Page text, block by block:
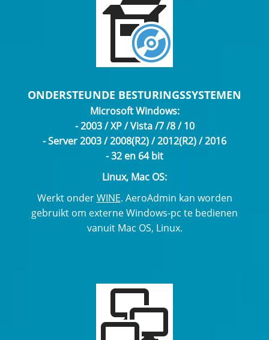
ONDERSTEUNDE BESTURINGSSYSTEMEN
Microsoft Windows:
- 2003 / XP / Vista /7 /8 / 10
- Server 2003 / 2008(R2) / 2012(R2) / 2016
- 32 en 64 bit
Linux, Mac OS:
Werkt onderWINE. AeroAdmin kan worden
gebruikt om externe Windows-pc te bedienen
vanuit Mac OS, Linux.